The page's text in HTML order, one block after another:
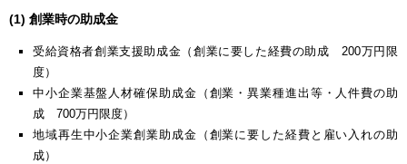
(1) 創業時の助成金
受給資格者創業支援助成金（創業に要した経費の助成 200万円限
度）
中小企業基盤人材確保助成金（創業・異業種進出等・人件費の助
成 700万円限度）
地域再生中小企業創業助成金（創業に要した経費と雇い入れの助
成）